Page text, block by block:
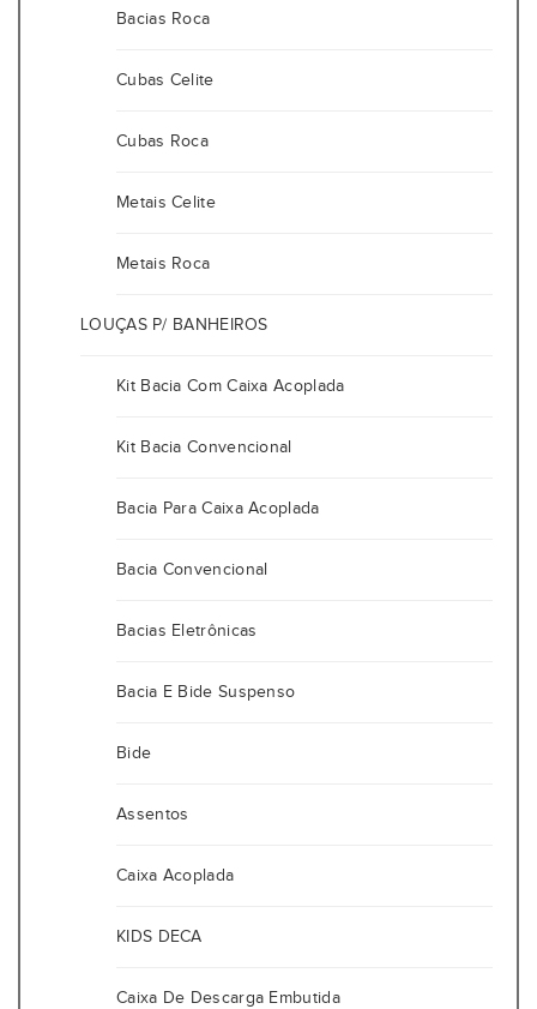
Bacias Roca
Cubas Celite
Cubas Roca
Metais Celite
Metais Roca
LOUÇAS P/ BANHEIROS
Kit Bacia Com Caixa Acoplada
Kit Bacia Convencional
Bacia Para Caixa Acoplada
Bacia Convencional
Bacias Eletrônicas
Bacia E Bide Suspenso
Bide
Assentos
Caixa Acoplada
KIDS DECA
Caixa De Descarga Embutida